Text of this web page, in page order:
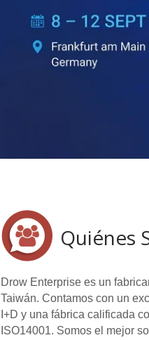
Quiénes
Drow Enterprise es un
Taiwán. Contamos con un
I+D y una fábrica calificada
ISO14001. Somos el mejor